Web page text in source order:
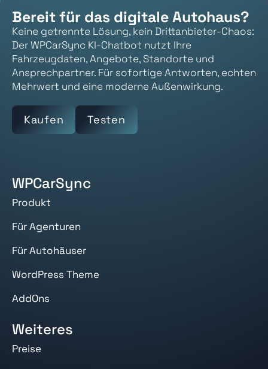
Bereit für das digitale Autohaus?
Keine getrennte Lösung, kein Drittanbieter-Chaos:
Der WPCarSync KI-Chatbot nutzt Ihre
Fahrzeugdaten, Angebote, Standorte und
Ansprechpartner. Für sofortige Antworten, echten
Mehrwert und eine moderne Außenwirkung.
Kaufen Testen
WPCarSync
Produkt
Für Agenturen
Für Autohäuser
WordPress Theme
AddOns
Weiteres
Preise